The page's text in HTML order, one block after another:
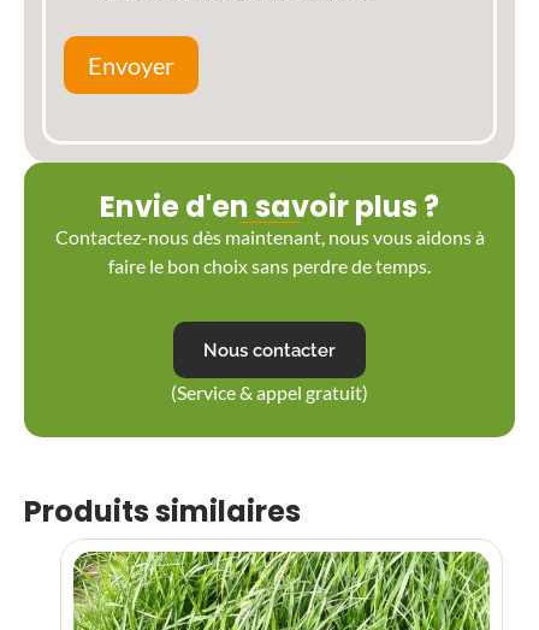
Envoyer
Envie d'en savoir plus ?
Contactez-nous dès maintenant, nous vous aidons à
faire le bon choix sans perdre de temps.
Nous contacter
(Service & appel gratuit)
Produits similaires